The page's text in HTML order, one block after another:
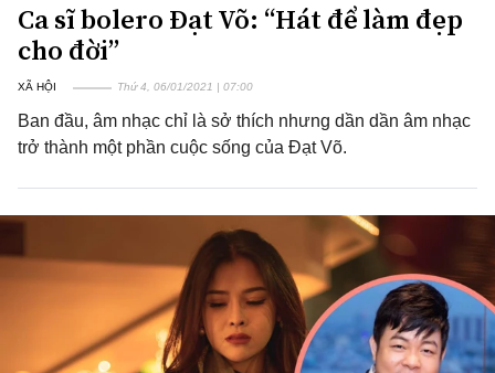
Ca sĩ bolero Đạt Võ: “Hát để làm đẹp
cho đời”
XÃ HỘI Thứ 4, 06/01/2021 | 07:00
Ban đầu, âm nhạc chỉ là sở thích nhưng dần dần âm nhạc
trở thành một phần cuộc sống của Đạt Võ.